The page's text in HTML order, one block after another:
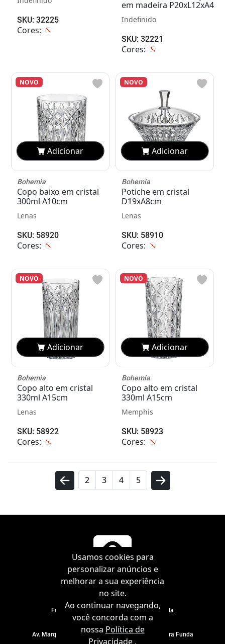
SKU: 32225
Cores:
em madeira P20xL12xA4
Indefinido
SKU: 32221
Cores:
NOVO
Adicionar
Bohemia
Copo baixo em cristal
300ml A10cm
Lenas
SKU: 58920
Cores:
NOVO
Adicionar
Bohemia
Potiche em cristal
D19xA8cm
Lenas
SKU: 58910
Cores:
NOVO
Adicionar
Bohemia
Copo alto em cristal
330ml A15cm
Lenas
SKU: 58922
Cores:
NOVO
Adicionar
Bohemia
Copo alto em cristal
330ml A15cm
Memphis
SKU: 58923
Cores:
2 3 4 5
Full Fit Industria Importação e Comércio Ltda
CNPJ 60.963.378/0001-12
Av. Marquês de São Vicente, 1303 - 15° andar, Barra Funda
Usamos cookies para
personalizar anúncios e
melhorar a sua experiência
no site.
Ao continuar navegando,
você concorda com a
nossa Política de
Privacidade .